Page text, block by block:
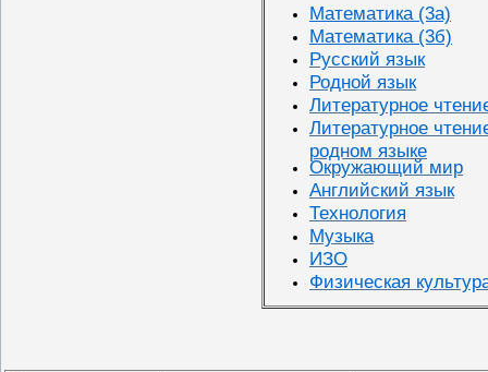
Математика (3а)
Математика (3б)
Русский язык
Родной язык
Литературное
Литературное
родном языке
Окружающий мир
Английский язык
Технология
Музыка
ИЗО
Физическая